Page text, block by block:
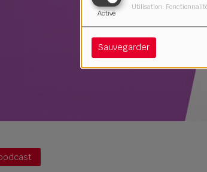
Activé
Utilisation:
Sauvegarder